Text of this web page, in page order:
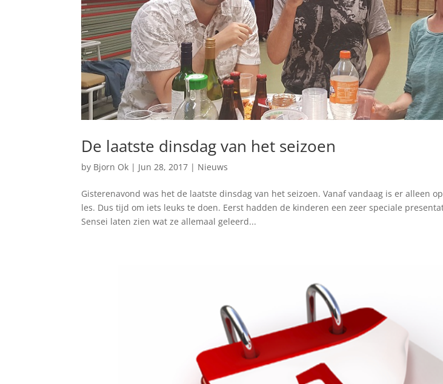
De laatste dinsdag van het seizoen
by Bjorn Ok | Jun 28, 2017 | Nieuws
Gisterenavond was het de laatste dinsdag van het seizoen. Vanaf vandaag is er alleen
les. Dus tijd om iets leuks te doen. Eerst hadden de kinderen een zeer speciale
Sensei laten zien wat ze allemaal geleerd...